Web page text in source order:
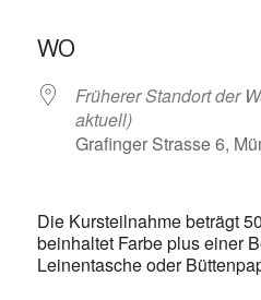
WO
Früherer Standort der
aktuell)
Grafinger Strasse 6,
Die Kursteilnahme beträgt
beinhaltet Farbe plus einer
Leinentasche oder